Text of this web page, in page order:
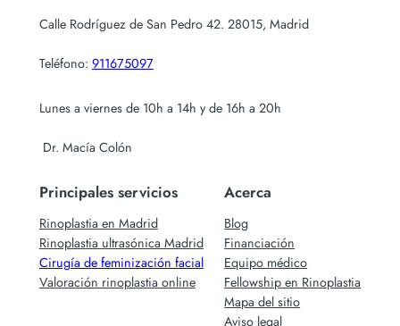
Calle Rodríguez de San Pedro 42. 28015, Madrid
Teléfono: 911675097
Lunes a viernes de 10h a 14h y de 16h a 20h
Dr. Macía Colón
Principales servicios
Rinoplastia en Madrid
Rinoplastia ultrasónica Madrid
Cirugía de feminización facial
Valoración rinoplastia online
Acerca
Blog
Financiación
Equipo médico
Fellowship en Rinoplastia
Mapa del sitio
Aviso legal